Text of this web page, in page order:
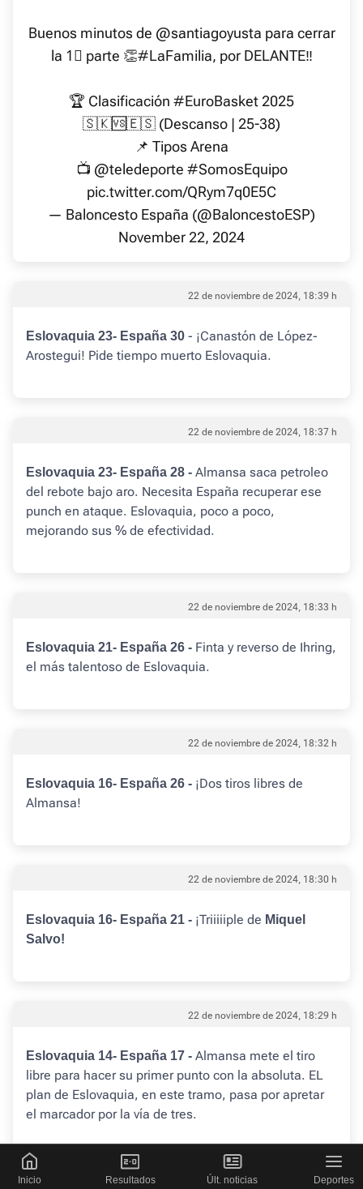
Buenos minutos de @santiagoyusta para cerrar
la 1⃣ parte 👏#LaFamilia, por DELANTE‼️
🏆 Clasificación #EuroBasket 2025
🇸🇰🆚🇪🇸 (Descanso | 25-38)
📌 Tipos Arena
📺 @teledeporte #SomosEquipo
pic.twitter.com/QRym7q0E5C
— Baloncesto España (@BaloncestoESP)
November 22, 2024
22 de noviembre de 2024, 18:39 h
Eslovaquia 23- España 30 - ¡Canastón de López-
Arostegui! Pide tiempo muerto Eslovaquia.
22 de noviembre de 2024, 18:37 h
Eslovaquia 23- España 28 - Almansa saca petroleo
del rebote bajo aro. Necesita España recuperar ese
punch en ataque. Eslovaquia, poco a poco,
mejorando sus % de efectividad.
22 de noviembre de 2024, 18:33 h
Eslovaquia 21- España 26 - Finta y reverso de Ihring,
el más talentoso de Eslovaquia.
22 de noviembre de 2024, 18:32 h
Eslovaquia 16- España 26 - ¡Dos tiros libres de
Almansa!
22 de noviembre de 2024, 18:30 h
Eslovaquia 16- España 21 - ¡Triiiiiple de Miquel
Salvo!
22 de noviembre de 2024, 18:29 h
Eslovaquia 14- España 17 - Almansa mete el tiro
libre para hacer su primer punto con la absoluta. EL
plan de Eslovaquia, en este tramo, pasa por apretar
el marcador por la vía de tres.
Inicio Resultados Últ. noticias Deportes